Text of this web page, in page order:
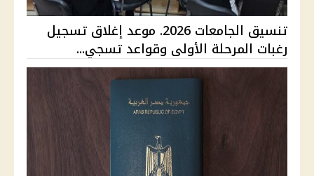
تنسيق الجامعات 2026. موعد إغلاق تسجيل
رغبات المرحلة الأولى وقواعد تسجي...